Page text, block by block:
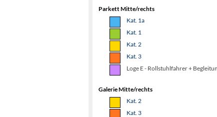
Parkett Mitte/rechts
Kat. 1a
Kat. 1
Kat. 2
Kat. 3
Loge E - Rollstuhlfahrer +
Galerie Mitte/rechts
Kat. 2
Kat. 3